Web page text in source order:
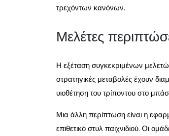
τρεχόντων κανόνων.
Μελέτες
Η εξέταση συγκεκριμένων
στρατηγικές μεταβολές έχουν
υιοθέτηση του τρίποντου στο
Μια άλλη περίπτωση είναι η
επιθετικό στυλ παιχνιδιού. Οι